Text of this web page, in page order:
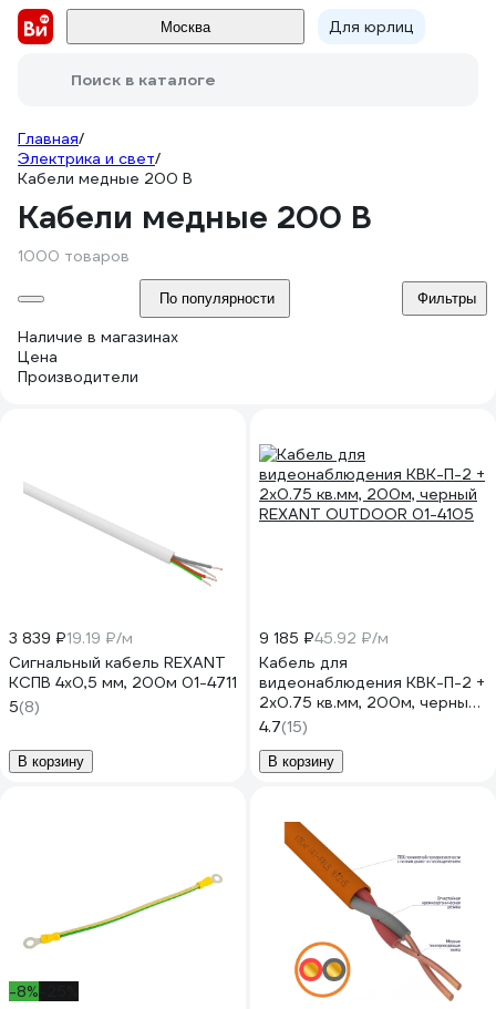
Москва Для юрлиц
Поиск в каталоге
Главная/
Электрика и свет/
Кабели медные 200 В
Кабели медные 200 В
1000 товаров
По популярности Фильтры
Наличие в магазинах
Цена
Производители
3 839 ₽19.19 ₽/м
Сигнальный кабель REXANT
КСПВ 4х0,5 мм, 200м 01-4711
5(8)
В корзину
9 185 ₽45.92 ₽/м
Кабель для
видеонаблюдения КВК-П-2 +
2х0.75 кв.мм, 200м, черный
REXANT OUTDOOR 01-4105
4.7(15)
В корзину
-8%